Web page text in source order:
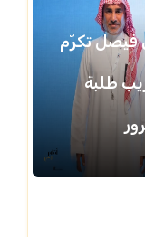
فيصل تكرّم
طلبة